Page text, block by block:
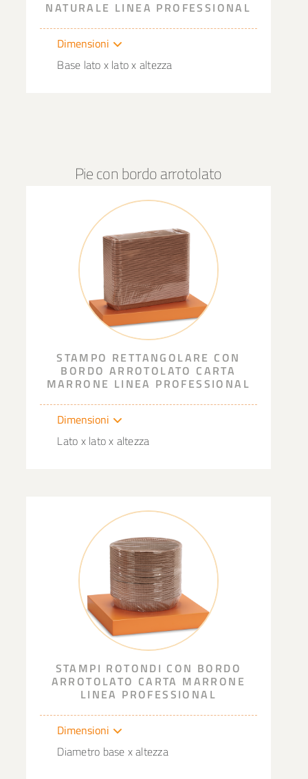
NATURALE LINEA PROFESSIONAL
Dimensioni
Base lato x lato x altezza
Pie con bordo arrotolato
STAMPO RETTANGOLARE CON
BORDO ARROTOLATO CARTA
MARRONE LINEA PROFESSIONAL
Dimensioni
Lato x lato x altezza
STAMPI ROTONDI CON BORDO
ARROTOLATO CARTA MARRONE
LINEA PROFESSIONAL
Dimensioni
Diametro base x altezza